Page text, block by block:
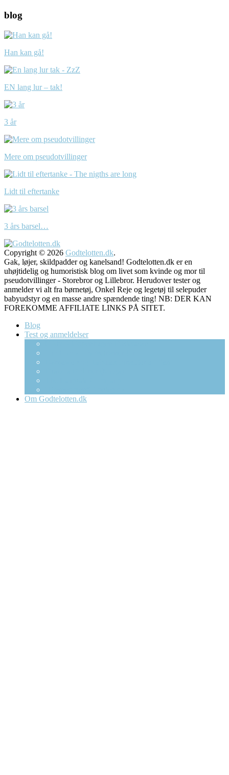
blog
Han kan gå!
EN lang lur – tak!
3 år
Mere om pseudotvillinger
Lidt til eftertanke
3 års barsel…
Copyright © 2026 Godtelotten.dk.
Gak, løjer, skildpadder og kanelsand! Godtelotten.dk er en
uhøjtidelig og humoristisk blog om livet som kvinde og mor til
pseudotvillinger - Storebror og Lillebror. Herudover tester og
anmelder vi alt fra børnetøj, Onkel Reje og legetøj til selepuder
babyudstyr og en masse andre spændende ting! NB: DER KAN
FOREKOMME AFFILIATE LINKS PÅ SITET.
Blog
Test og anmeldelser
Om Godtelotten.dk